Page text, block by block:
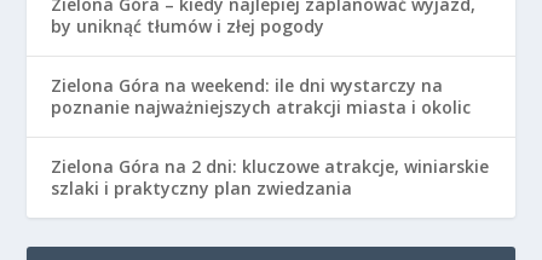
Zielona Góra – kiedy najlepiej zaplanować wyjazd,
by uniknąć tłumów i złej pogody
Zielona Góra na weekend: ile dni wystarczy na
poznanie najważniejszych atrakcji miasta i okolic
Zielona Góra na 2 dni: kluczowe atrakcje, winiarskie
szlaki i praktyczny plan zwiedzania